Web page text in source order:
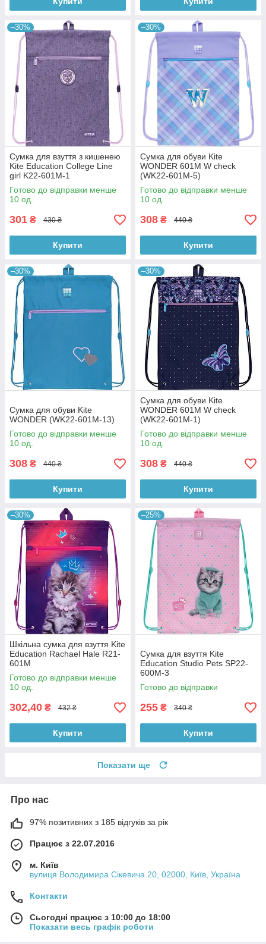
–30%
Сумка для взуття з кишенею
Kite Education College Line
girl K22-601M-1
Готово до відправки менше
10 од.
301 ₴ 430 ₴
Купити
–30%
Сумка для обуви Kite
WONDER 601M W check
(WK22-601M-5)
Готово до відправки менше
10 од.
308 ₴ 440 ₴
Купити
–30%
Сумка для обуви Kite
WONDER (WK22-601M-13)
Готово до відправки менше
10 од.
308 ₴ 440 ₴
Купити
–30%
Сумка для обуви Kite
WONDER 601M W check
(WK22-601M-1)
Готово до відправки менше
10 од.
308 ₴ 440 ₴
Купити
–30%
Шкільна сумка для взуття Kite
Education Rachael Hale R21-
601M
Готово до відправки менше
10 од.
302,40 ₴ 432 ₴
Купити
–25%
Сумка для взуття Kite
Education Studio Pets SP22-
600M-3
Готово до відправки
255 ₴ 340 ₴
Купити
Показати ще
Про нас
97% позитивних з 185 відгуків за рік
Працює з 22.07.2016
м. Київ
вулиця Володимира Сікевича 20, 02000, Київ, Україна
Контакти
Сьогодні працює з 10:00 до 18:00
Показати весь графік роботи